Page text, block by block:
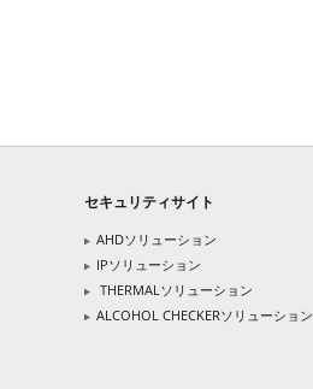
セキュリティサイト
AHDソリューション
IPソリューション
THERMALソリューション
ALCOHOL CHECKERソリューション